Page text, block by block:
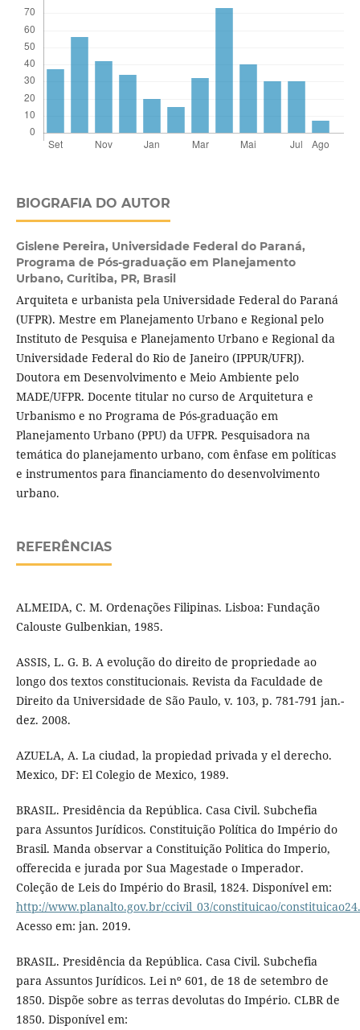
BIOGRAFIA DO AUTOR
Gislene Pereira, Universidade Federal do Paraná,
Programa de Pós-graduação em Planejamento
Urbano, Curitiba, PR, Brasil
Arquiteta e urbanista pela Universidade Federal do Paraná
(UFPR). Mestre em Planejamento Urbano e Regional pelo
Instituto de Pesquisa e Planejamento Urbano e Regional da
Universidade Federal do Rio de Janeiro (IPPUR/UFRJ).
Doutora em Desenvolvimento e Meio Ambiente pelo
MADE/UFPR. Docente titular no curso de Arquitetura e
Urbanismo e no Programa de Pós-graduação em
Planejamento Urbano (PPU) da UFPR. Pesquisadora na
temática do planejamento urbano, com ênfase em políticas
e instrumentos para financiamento do desenvolvimento
urbano.
REFERÊNCIAS
ALMEIDA, C. M. Ordenações Filipinas. Lisboa: Fundação
Calouste Gulbenkian, 1985.
ASSIS, L. G. B. A evolução do direito de propriedade ao
longo dos textos constitucionais. Revista da Faculdade de
Direito da Universidade de São Paulo, v. 103, p. 781-791 jan.-
dez. 2008.
AZUELA, A. La ciudad, la propiedad privada y el derecho.
Mexico, DF: El Colegio de Mexico, 1989.
BRASIL. Presidência da República. Casa Civil. Subchefia
para Assuntos Jurídicos. Constituição Política do Império do
Brasil. Manda observar a Constituição Politica do Imperio,
offerecida e jurada por Sua Magestade o Imperador.
Coleção de Leis do Império do Brasil, 1824. Disponível em:
http://www.planalto.gov.br/ccivil_03/constituicao/
Acesso em: jan. 2019.
BRASIL. Presidência da República. Casa Civil. Subchefia
para Assuntos Jurídicos. Lei nº 601, de 18 de setembro de
1850. Dispõe sobre as terras devolutas do Império. CLBR de
1850. Disponível em: